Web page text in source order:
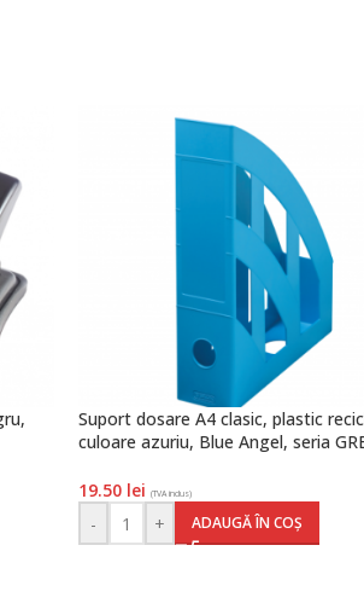
Suport dosare A4 clasic, plastic
culoare azuriu, Blue Angel, seria
19.50 lei (TVA inclus)
- + ADAUGĂ ÎN COȘ